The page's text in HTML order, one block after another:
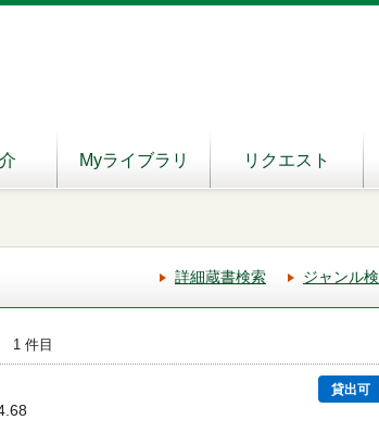
Myライブラリ リクエスト
詳細蔵書検索 ジャンル
1 件目
貸出可